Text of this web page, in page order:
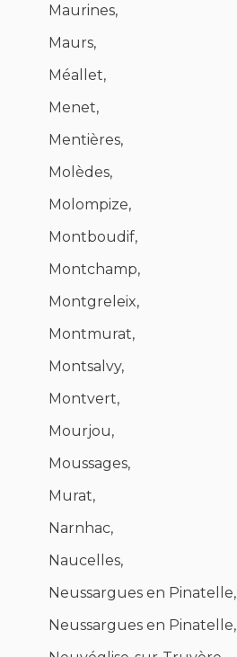
Maurines,
Maurs,
Méallet,
Menet,
Mentières,
Molèdes,
Molompize,
Montboudif,
Montchamp,
Montgreleix,
Montmurat,
Montsalvy,
Montvert,
Mourjou,
Moussages,
Murat,
Narnhac,
Naucelles,
Neussargues en Pinatelle,
Neussargues en Pinatelle,